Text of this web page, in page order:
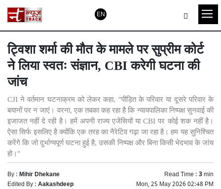
EN
ट्विशा शर्मा की मौत के मामले पर सुप्रीम कोर्ट
ने लिया स्वतः संज्ञान, CBI करेगी घटना की
जांच
CJI ने वर्तमान घटनाक्रम को लेकर कहा, "पीड़ित के परिवार या दूसरे परिवार के
बयानों पर न जाएं। वरना, एक तबका कह रहा है कि न्यायपालिका निष्पक्ष सुनवाई की
इजाजत नहीं दे रही है। हमें अपनी राज्य एजेंसियों या CBI पर कोई शक नहीं है।
ऐसा सिर्फ इसलिए है क्योंकि एक तरह का नैरेटिव गढ़ा जा रहा है। हम यह सुनिश्चित
करेंगे कि जो दुर्भाग्यपूर्ण घटना हुई है, उसकी निष्पक्ष और बिना किसी भेदभाव के जांच
हो।"
By :Mihir Dhekane Read Time :3min
Edited By :Aakashdeep Mon, 25 May 2026 02:48 PM